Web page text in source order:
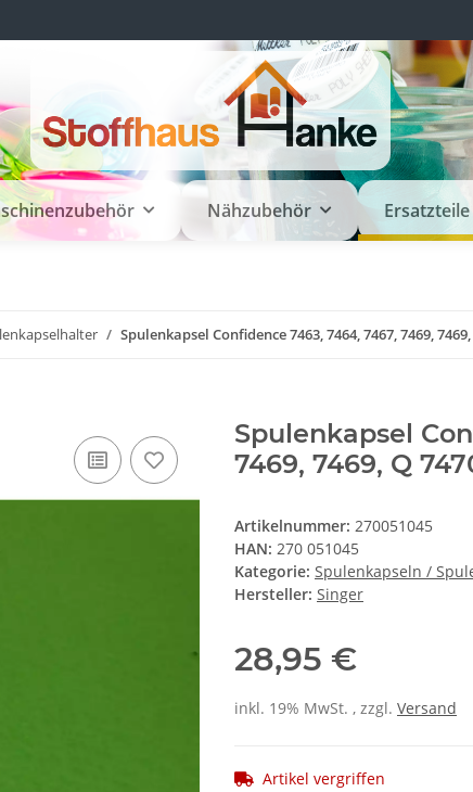
Nähzubehör Ersatzteile
Spulenkapsel Confidence 7463, 7464, 7467, 7469,
Spulenkapsel
7469, 7469, Q
Artikelnummer: 270051045
HAN: 270 051045
Kategorie: Spulenkapseln /
Hersteller: Singer
28,95 €
inkl. 19% MwSt. , zzgl. Versand
Artikel vergriffen